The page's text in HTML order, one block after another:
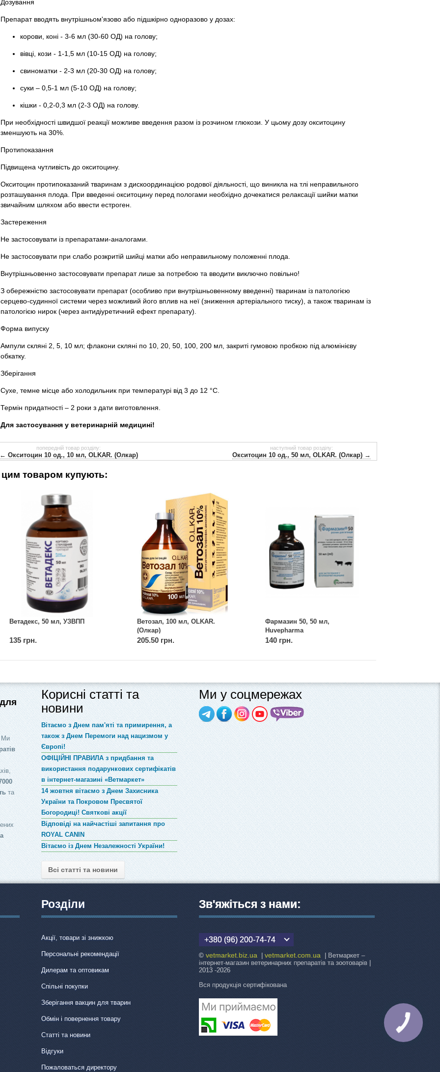
Дозування
Препарат вводять внутрішньом'язово або підшкірно одноразово у дозах:
корови, коні - 3-6 мл (30-60 ОД) на голову;
вівці, кози - 1-1,5 мл (10-15 ОД) на голову;
свиноматки - 2-3 мл (20-30 ОД) на голову;
суки – 0,5-1 мл (5-10 ОД) на голову;
кішки - 0,2-0,3 мл (2-3 ОД) на голову.
При необхідності швидшої реакції можливе введення разом із розчином глюкози. У цьому дозу окситоцину
зменшують на 30%.
Протипоказання
Підвищена чутливість до окситоцину.
Окситоцин протипоказаний тваринам з дискоординацією родової діяльності, що виникла на тлі неправильного
розташування плода. При введенні окситоцину перед пологами необхідно дочекатися релаксації шийки матки
звичайним шляхом або ввести естроген.
Застереження
Не застосовувати із препаратами-аналогами.
Не застосовувати при слабо розкритій шийці матки або неправильному положенні плода.
Внутрішньовенно застосовувати препарат лише за потребою та вводити виключно повільно!
З обережністю застосовувати препарат (особливо при внутрішньовенному введенні) тваринам із патологією
серцево-судинної системи через можливий його вплив на неї (зниження артеріального тиску), а також тваринам із
патологією нирок (через антидіуретичний ефект препарату).
Форма випуску
Ампули скляні 2, 5, 10 мл; флакони скляні по 10, 20, 50, 100, 200 мл, закриті гумовою пробкою під алюмінієву
обкатку.
Зберігання
Сухе, темне місце або холодильник при температурі від 3 до 12 °С.
Термін придатності – 2 роки з дати виготовлення.
Для застосування у ветеринарній медицині!
попередній товар розділу:
Окситоцин 10 од., 10 мл, OLKAR. (Олкар)
наступний товар розділу:
Окситоцин 10 од., 50 мл, OLKAR. (Олкар) →
товаром купують:
Ветадекс, 50 ​​мл, УЗВПП
135 грн.
Ветозал, 100 мл, OLKAR.
(Олкар)
205.50 грн.
Фармазин 50, 50 мл,
Huvepharma
140 грн.
та
Корисні статті та
новини
Вітаємо з Днем пам'яті та примирення, а
також з Днем Перемоги над нацизмом у
Європі!
ОФІЦІЙНІ ПРАВИЛА з придбання та
використання подарункових сертифікатів
в інтернет-магазині «Ветмаркет»
14 жовтня вітаємо з Днем Захисника
України та Покровом Пресвятої
Богородиці! Святкові акції
Відповіді на найчастіші запитання про
ROYAL CANIN
Вітаємо із Днем Незалежності України!
Всі статті та новини
Ми у соцмережах
Розділи
Акції, товари зі знижкою
Персональні рекомендації
Дилерам та оптовикам
Спільні покупки
Зберігання вакцин для тварин
Обмін і повернення товару
Статті та новини
Відгуки
Пожаловаться директору
Зв'яжіться з нами:
+380 (96) 200-74-74
©vetmarket.biz.ua |vetmarket.com.ua | Ветмаркет –
інтернет-магазин ветеринарних препаратів та зоотоварів |
2013 -2026
Вся продукція сертифікована
КНОПКА
ЗВ'ЯЗКУ